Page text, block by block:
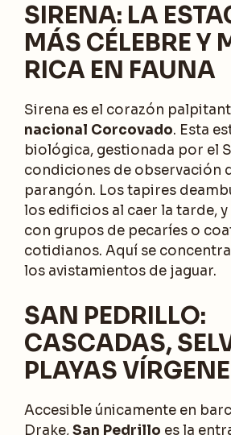
SIRENA: LA
MÁS CÉLEBRE Y
RICA EN FAUNA
Sirena es el corazón
nacional Corcovado. Esta
biológica, gestionada por el
condiciones de observación
parangón. Los tapires
los edificios al caer la tarde,
con grupos de pecaríes o
cotidianos. Aquí se
los avistamientos de jaguar.
SAN PEDRILLO:
CASCADAS,
PLAYAS
Accesible únicamente en
Drake,San Pedrillo es la